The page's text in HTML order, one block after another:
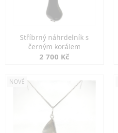
Stříbrný náhrdelník s
černým korálem
2 700 Kč
NOVÉ